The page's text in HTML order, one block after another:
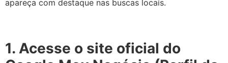
apareça com destaque nas buscas locais.
1. Acesse o site oficial do